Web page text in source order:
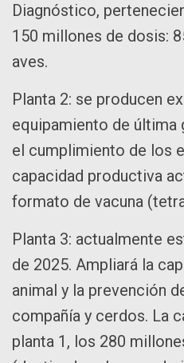
Diagnóstico,
150 millones de dosis:
aves.
Planta 2: se producen
equipamiento de última
el cumplimiento de los
capacidad productiva
formato de vacuna
Planta 3: actualmente
de 2025. Ampliará la
animal y la prevención
compañía y cerdos. La
planta 1, los 280